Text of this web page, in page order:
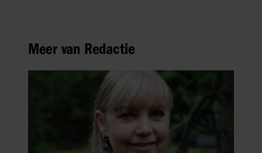
Meer van Redactie